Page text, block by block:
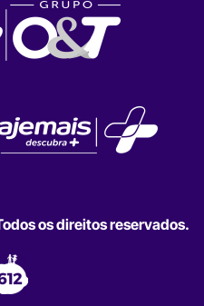
os direitos reservados.